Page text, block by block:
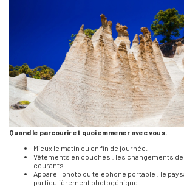
Quand le parcourir et quoi emmener avec vous.
Mieux le matin ou en fin de journée.
Vêtements en couches : les changements
courants.
Appareil photo ou téléphone portable : le
particulièrement photogénique.